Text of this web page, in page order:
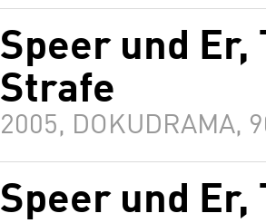
Speer und Er,
Strafe
2005, DOKUDRAMA,
Speer und